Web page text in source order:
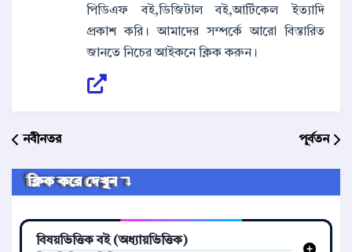
পিডিএফ বই,ডিজিটাল বই,আর্টিকেল ইত্যাদি
প্রকাশ করি। আমাদের সম্পর্কে আরো বিস্তারিত
জানতে নিচের আইকনে ক্লিক করুন।
নবীনতর পূর্বতন
ক্লিক করে দেখুন ↴
বিষয়ভিত্তিক বই (অধ্যায়ভিত্তিক)